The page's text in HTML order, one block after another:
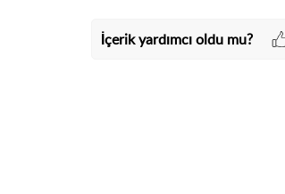
İçerik yardımcı oldu mu?